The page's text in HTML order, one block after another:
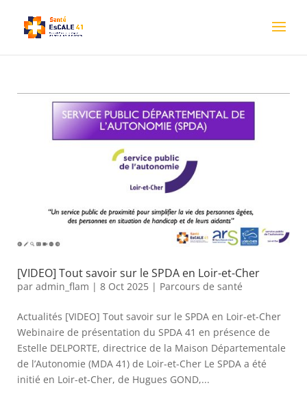
[VIDEO] Tout savoir sur le SPDA en Loir-et-Cher
par admin_flam | 8 Oct 2025 | Parcours de santé
Actualités [VIDEO] Tout savoir sur le SPDA en Loir-et-Cher
Webinaire de présentation du SPDA 41 en présence de
Estelle DELPORTE, directrice de la Maison Départementale
de l’Autonomie (MDA 41) de Loir-et-Cher Le SPDA a été
initié en Loir-et-Cher, de Hugues GOND,...